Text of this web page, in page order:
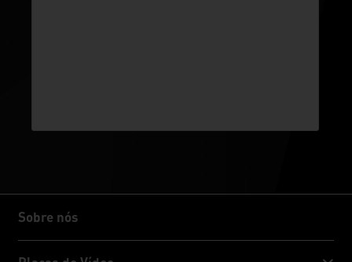
Sobre nós
Sobre nós